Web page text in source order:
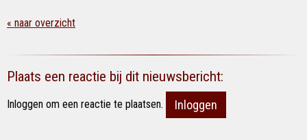
« naar overzicht
Plaats een reactie bij dit nieuwsbericht:
Inloggen om een reactie te plaatsen. Inloggen